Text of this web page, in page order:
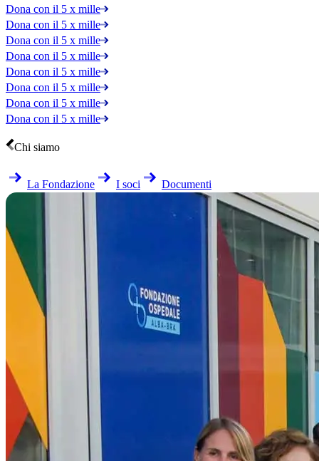
Dona con il 5 x mille
Dona con il 5 x mille
Dona con il 5 x mille
Dona con il 5 x mille
Dona con il 5 x mille
Dona con il 5 x mille
Dona con il 5 x mille
Dona con il 5 x mille
Chi siamo
La Fondazione I soci Documenti